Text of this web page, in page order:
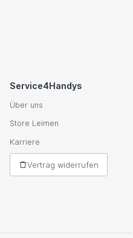
Service4Handys
Über uns
Store Leimen
Karriere
Vertrag widerrufen